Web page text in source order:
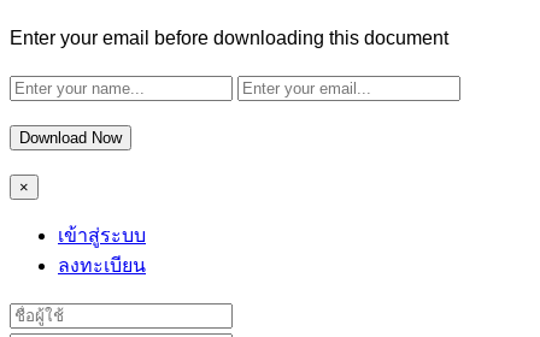
Enter your email before downloading this document
Download Now
×
เข้าสู่ระบบ
ลงทะเบียน